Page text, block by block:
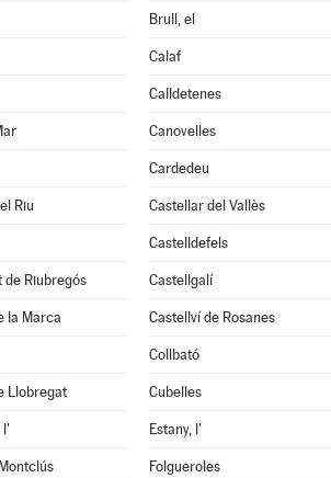
Brull, el
Calaf
Calldetenes
Canovelles
Cardedeu
Riu Castellar del Vallès
Castelldefels
de Riubregós Castellgalí
la Marca Castellví de Rosanes
Collbató
Llobregat Cubelles
l' Estany, l'
Folgueroles